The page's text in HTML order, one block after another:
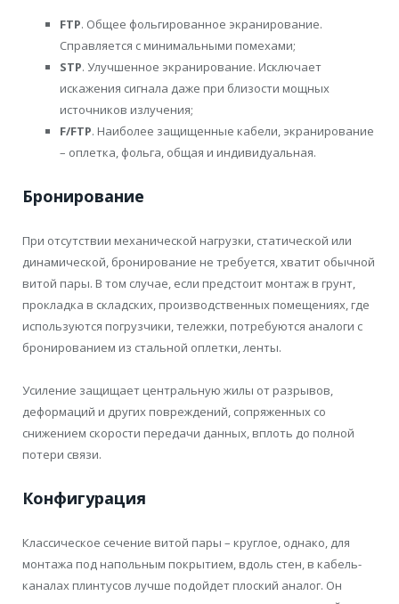
FTP. Общее фольгированное экранирование.
Справляется с минимальными помехами;
STP. Улучшенное экранирование. Исключает
искажения сигнала даже при близости мощных
источников излучения;
F/FTP. Наиболее защищенные кабели, экранирование
– оплетка, фольга, общая и индивидуальная.
Бронирование
При отсутствии механической нагрузки, статической или
динамической, бронирование не требуется, хватит обычной
витой пары. В том случае, если предстоит монтаж в грунт,
прокладка в складских, производственных помещениях, где
используются погрузчики, тележки, потребуются аналоги с
бронированием из стальной оплетки, ленты.
Усиление защищает центральную жилы от разрывов,
деформаций и других повреждений, сопряженных со
снижением скорости передачи данных, вплоть до полной
потери связи.
Конфигурация
Классическое сечение витой пары – круглое, однако, для
монтажа под напольным покрытием, вдоль стен, в кабель-
каналах плинтусов лучше подойдет плоский аналог. Он